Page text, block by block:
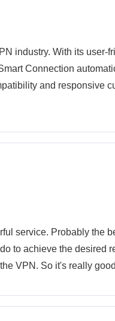
industry. With its user-
Connection
and responsive
service. Probably the
to achieve the desired
VPN. So it's really